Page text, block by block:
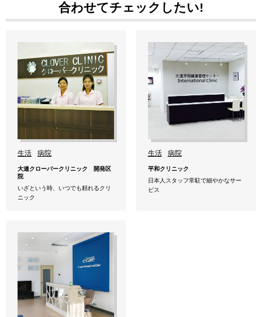
合わせてチェックしたい!
生活 病院
大連クローバークリニック 開発区
院
いざという時、いつでも頼れるクリ
ニック
生活 病院
平和クリニック
日本人スタッフ常駐で細やかなサー
ビス